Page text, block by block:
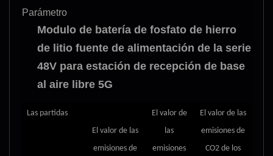
Parámetro
Modulo de batería de fosfato de hierro
de litio fuente de alimentación de la serie
48V para estación de recepción de base
al aire libre 5G
Las partidas
El valor de las
emisiones de
El valor de
las
emisiones
El valor de las
emisiones de
CO2 de los